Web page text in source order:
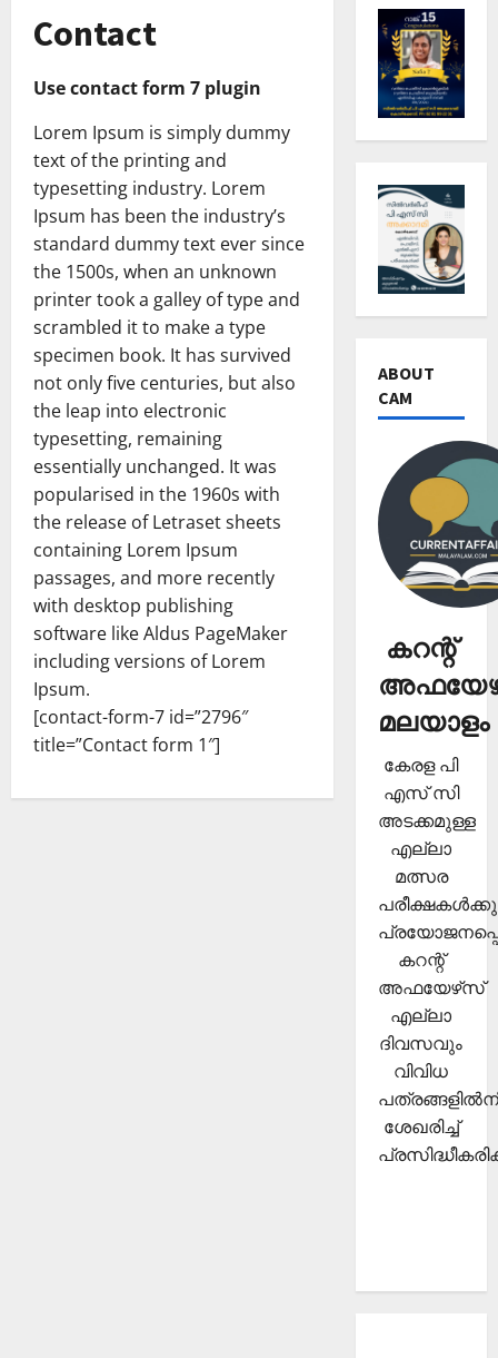
Contact
Use contact form 7 plugin
Lorem Ipsum is simply dummy
text of the printing and
typesetting industry. Lorem
Ipsum has been the industry’s
standard dummy text ever since
the 1500s, when an unknown
printer took a galley of type and
scrambled it to make a type
specimen book. It has survived
not only five centuries, but also
the leap into electronic
typesetting, remaining
essentially unchanged. It was
popularised in the 1960s with
the release of Letraset sheets
containing Lorem Ipsum
passages, and more recently
with desktop publishing
software like Aldus PageMaker
including versions of Lorem
Ipsum.
[contact-form-7 id=”2796″
title=”Contact form 1″]
ABOUT
CAM
കറന്റ്
മലയാളം
കേരള പി
എസ് സി
അടക്കമുള്ള
എല്ലാ
മത്സര
കറന്റ്
അഫയേഴ്‌സ്
എല്ലാ
ദിവസവും
വിവിധ
ശേഖരിച്ച്